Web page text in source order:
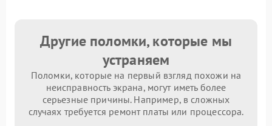
Другие поломки, которые мы
устраняем
Поломки, которые на первый взгляд похожи на
неисправность экрана, могут иметь более
серьезные причины. Например, в сложных
случаях требуется ремонт платы или процессора.